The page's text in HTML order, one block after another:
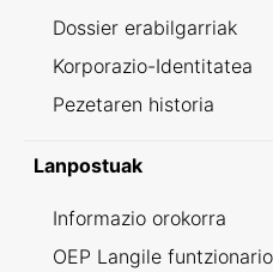
Dossier erabilgarriak
Korporazio-Identitatea
Pezetaren historia
Lanpostuak
Informazio orokorra
OEP Langile